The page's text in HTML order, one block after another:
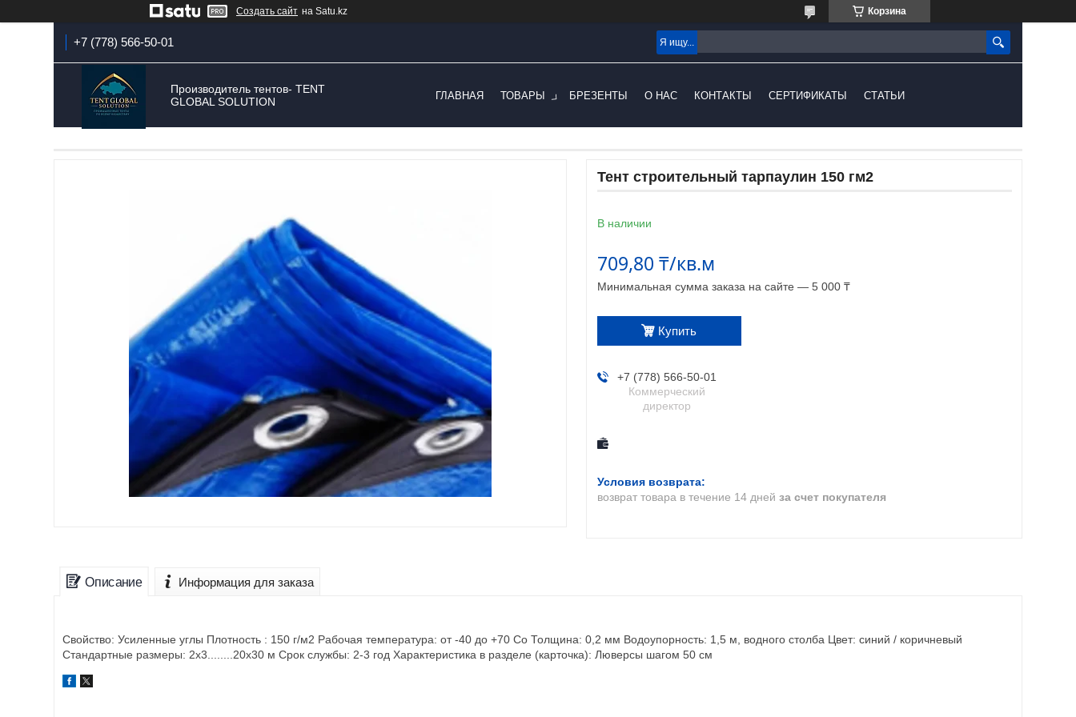
Создать сайт на Satu.kz Корзина
+7 (778) 566-50-01
Производитель тентов- TENT
GLOBAL SOLUTION
ГЛАВНАЯ ТОВАРЫ БРЕЗЕНТЫ О НАС КОНТАКТЫ СЕРТИФИКАТЫ СТАТЬИ
Тент строительный тарпаулин 150 гм2
В наличии
709,80 ₸/кв.м
Минимальная сумма заказа на сайте — 5 000 ₸
Купить
+7 (778) 566-50-01
Коммерческий
директор
возврат товара в течение 14 дней за счет покупателя
Описание Информация для заказа
Свойство: Усиленные углы Плотность : 150 г/м2 Рабочая температура: от -40 до +70 Co Толщина: 0,2 мм Водоупорность: 1,5 м, водного столба Цвет: синий / коричневый
Стандартные размеры: 2х3........20х30 м Срок службы: 2-3 год Характеристика в разделе (карточка): Люверсы шагом 50 см